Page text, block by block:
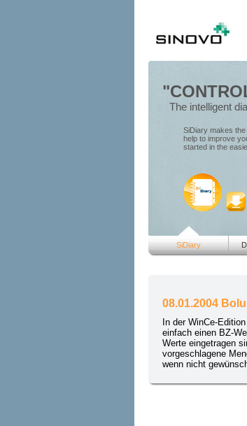
The intelligent
SiDiary makes
help to improve
started in the
SiDiary
08.01.2004
In der WinCe-
einfach einen BZ-
Werte eingetragen
vorgeschlagene
wenn nicht